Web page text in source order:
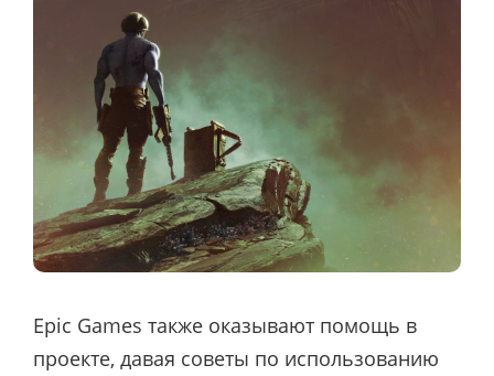
Epic Games также оказывают помощь в
проекте, давая советы по использованию